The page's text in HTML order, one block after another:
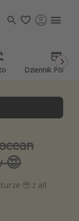
Dziennik
😍
🥹 z all